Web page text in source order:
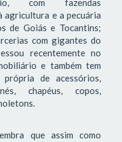
com fazendas
agricultura e a pecuária
de Goiás e Tocantins;
com gigantes do
recentemente no
e também tem
própria de acessórios,
chapéus, copos,
que assim como